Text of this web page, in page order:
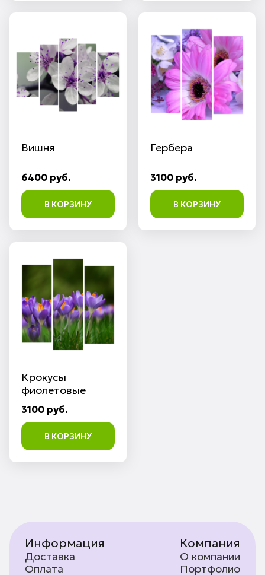
Вишня
6400 руб.
В КОРЗИНУ
Гербера
3100 руб.
В КОРЗИНУ
Крокусы
фиолетовые
3100 руб.
В КОРЗИНУ
Информация
Доставка
Оплата
Компания
О компании
Портфолио